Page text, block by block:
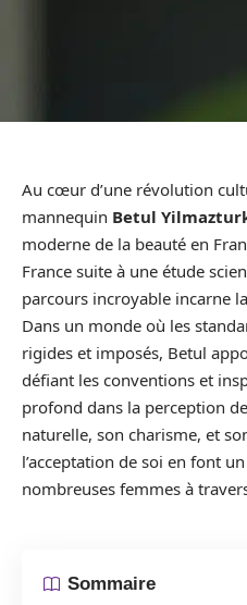
Au cœur d’une révolution
mannequin Betul
moderne de la beauté en
France suite à une étude
parcours incroyable incarne
Dans un monde où les
rigides et imposés, Betul
défiant les conventions et
profond dans la perception
naturelle, son charisme, et
l’acceptation de soi en font
nombreuses femmes à
Sommaire